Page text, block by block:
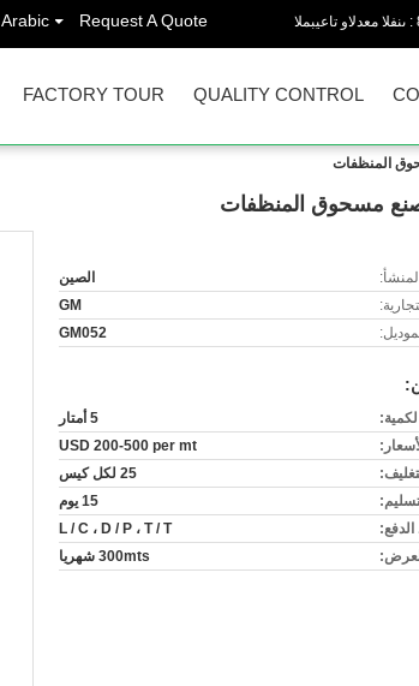
المبيعات والدعم الفنى : Request A Quote
Arabic
FACTORY TOUR QUALITY CONTROL
المنظفات
مسحوق المنظفات
الصين
GM
GM052
لكمية:
5 أمتار
USD 200-500 per mt
25 لكل كيس
15 يوم
L / C ، D / P ، T / T
300mts شهريا